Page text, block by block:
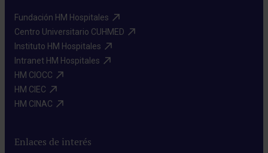
Fundación HM Hospitales​
Centro Universitario CUHMED​
Instituto HM Hospitales​
Intranet HM Hospitales​
HM CIOCC​
HM CIEC​
HM CINAC​
Enlaces de interés